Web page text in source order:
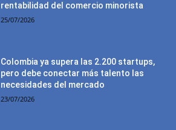
rentabilidad del comercio minorista
25/07/2026
Colombia ya supera las 2.200 startups,
pero debe conectar más talento las
necesidades del mercado
23/07/2026